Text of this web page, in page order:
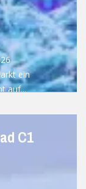
ein
auf...
C1